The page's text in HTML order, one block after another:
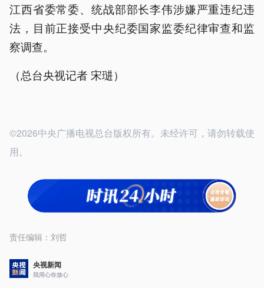
江西省委常委、统战部部长李伟涉嫌严重违纪违
法，目前正接受中央纪委国家监委纪律审查和监
察调查。
（总台央视记者 宋琎）
©2026中央广播电视总台版权所有。未经许可，请勿转载使
用。
责任编辑： 刘哲
央视新闻
我用心你放心